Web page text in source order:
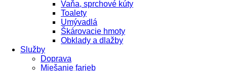
Vaňa, sprchové kúty
Toalety
Umývadlá
Škárovacie hmoty
Obklady a dlažby
Služby
Doprava
Miešanie farieb